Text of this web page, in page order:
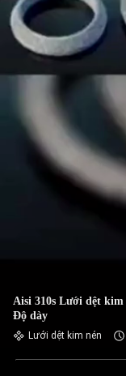
Aisi 310s Lưới dệt
Độ dày
Lưới dệt kim nén